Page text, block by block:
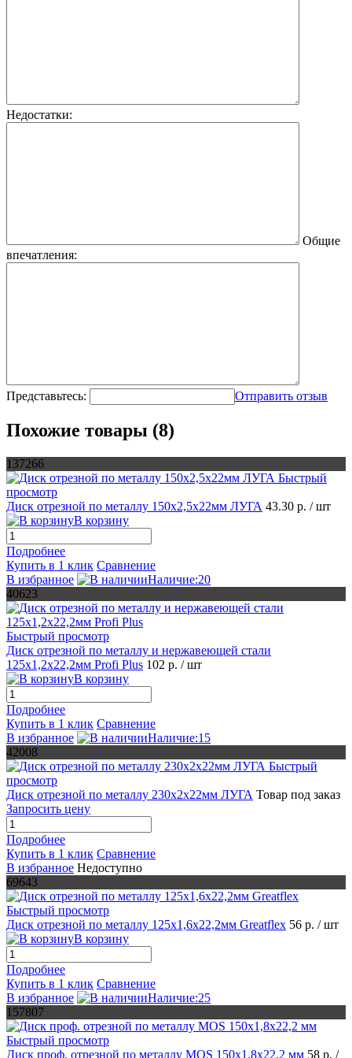
Недостатки:
Общие
впечатления:
Представьтесь: Отправить отзыв
Похожие товары (8)
137266
Быстрый
просмотр
Диск отрезной по металлу 150х2,5х22мм ЛУГА 43.30 р. / шт
В корзину
Подробнее
Купить в 1 клик Сравнение
В избранное
Наличие:20
40623
Быстрый просмотр
Диск отрезной по металлу и нержавеющей стали
125х1,2х22,2мм Profi Plus 102 р. / шт
В корзину
Подробнее
Купить в 1 клик Сравнение
В избранное
Наличие:15
42008
Быстрый
просмотр
Диск отрезной по металлу 230х2х22мм ЛУГА Товар под заказ
Запросить цену
Подробнее
Купить в 1 клик Сравнение
В избранное Недоступно
69643
Быстрый просмотр
Диск отрезной по металлу 125х1,6х22,2мм Greatflex 56 р. / шт
В корзину
Подробнее
Купить в 1 клик Сравнение
В избранное
Наличие:25
157807
Быстрый просмотр
Диск проф. отрезной по металлу MOS 150х1,8х22,2 мм 58 р. /